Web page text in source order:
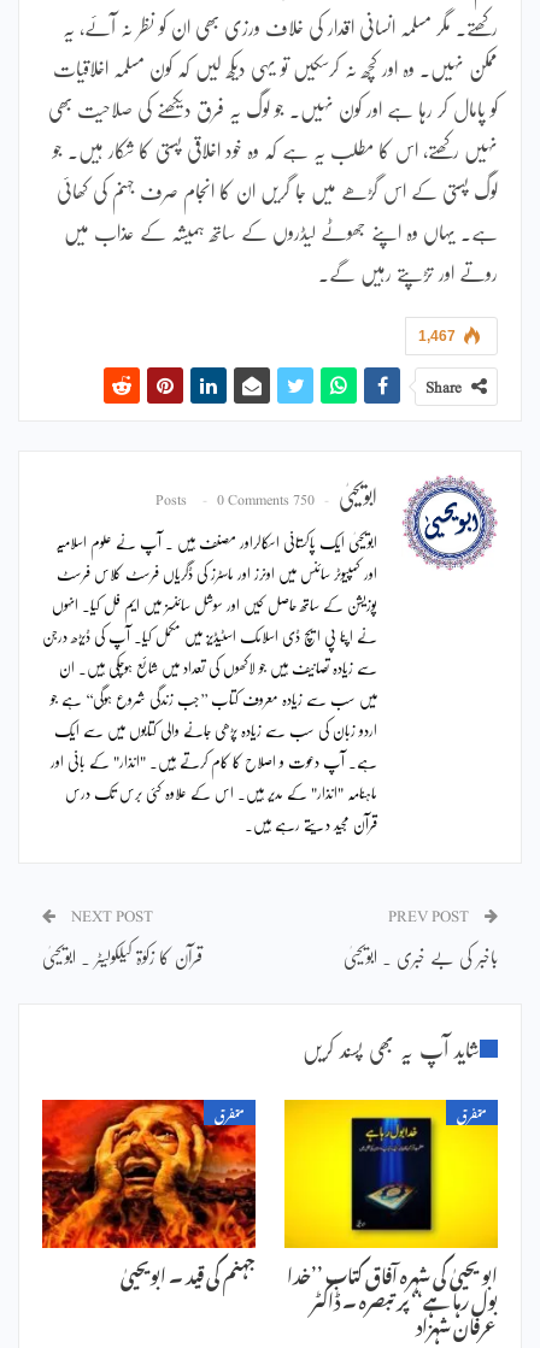
رکھتے۔ مگر مسلمہ انسانی اقدار کی خلاف ورزی بھی ان کو نظر نہ آئے، یہ
ممکن نہیں۔ وہ اور کچھ نہ کرسکیں تو یہی دیکھ لیں کہ کون مسلمہ اخلاقیات
کو پامال کر رہا ہے اور کون نہیں۔ جو لوگ یہ فرق دیکھنے کی صلاحیت بھی
نہیں رکھتے، اس کا مطلب یہ ہے کہ وہ خود اخلاقی پستی کا شکار ہیں۔ جو
لوگ پستی کے اس گڑھے میں جا گریں ان کا انجام صرف جہنم کی کھائی
ہے۔ یہاں وہ اپنے جھوٹے لیڈروں کے ساتھ ہمیشہ کے عذاب میں
روتے اور تڑپتے رہیں گے۔
1,467
Share
ابویحییٰ 750 Posts
0 Comments
ابویحییٰ ایک پاکستانی اسکالراور مصنف ہیں ۔ آپ نے علوم اسلامیہ
اور کمپیوٹر سائنس میں اونرز اور ماسٹرز کی ڈگریاں فرسٹ کلاس فرسٹ
پوزیشن کے ساتھ حاصل کیں اور سوشل سائنسز میں ایم فل کیا۔ انہوں
نے اپنا پی ایچ ڈی اسلامک اسٹیڈیز میں مکمل کیا۔ آپ کی ڈیڑھ درجن
سے زیادہ تصانیف ہیں جو لاکھوں کی تعداد میں شائع ہوچکی ہیں۔ ان
میں سب سے زیادہ معروف کتاب ’’جب زندگی شروع ہوگی‘‘ ہے جو
اردو زبان کی سب سے زیادہ پڑھی جانے والی کتابوں میں سے ایک
ہے۔ آپ دعوت و اصلاح کا کام کرتے ہیں۔ "انذار" کے بانی اور
ماہنامہ "انذار" کے مدیر ہیں۔ اس کے علاوہ کئی برس تک درس
قرآن مجید دیتے رہے ہیں۔
باخبر کی بے خبری ۔ ابویحییٰ
NEXT POST
قرآن کا زکوٰۃ کیلکولیٹر ۔ ابویحییٰ
شاید آپ یہ بھی پسند کریں
متفرق
ابو یحییٰ کی شہرہ آفاق کتاب ’’خدا
بول رہا ہے‘‘ پر تبصرہ ۔ ڈاکٹر
عرفان شہزاد
متفرق
جہنم کی قید ۔ ابویحییٰ